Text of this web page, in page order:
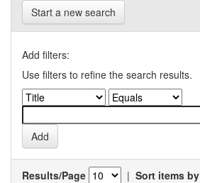
Start a new search
Add filters:
Use filters to refine the search results.
Results/Page | Sort items by